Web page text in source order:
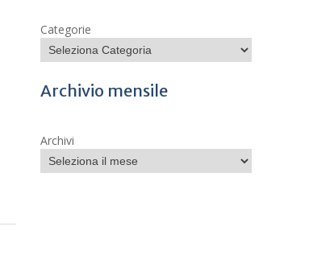
Categorie
Archivio mensile
Archivi